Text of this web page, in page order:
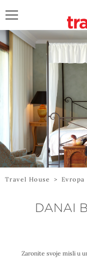
Travel House > Evropa
DANAI
Zaronite svoje misli u